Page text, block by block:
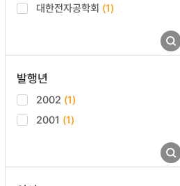
대한전자공학회 (1)
발행년
2002 (1)
2001 (1)